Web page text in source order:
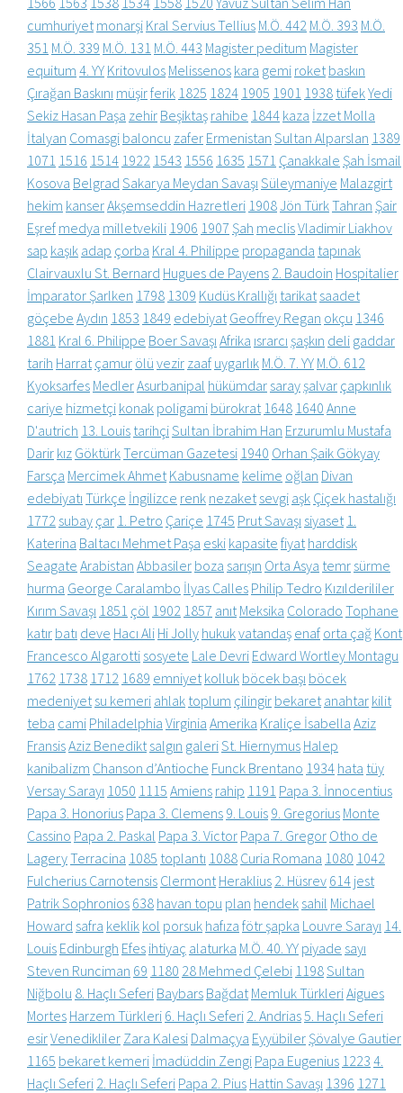
cumhuriyet monarşi Kral Servius Tellius M.Ö. 442 M.Ö. 393 M.Ö.
351 M.Ö. 339 M.Ö. 131 M.Ö. 443 Magister peditum Magister
equitum 4. YY Kritovulos Melissenos kara gemi roket baskın
Çırağan Baskını müşirferik 1825 1824 1905 1901 1938 tüfekYedi
Sekiz Hasan Paşa zehir Beşiktaş rahibe 1844 kaza İzzet Molla
İtalyan Comasgi baloncu zafer Ermenistan Sultan Alparslan 1389
1071 1516 1514 1922 1543 1556 1635 1571 Çanakkale Şah İsmail
Kosova Belgrad Sakarya Meydan Savaşı Süleymaniye Malazgirt
hekim kanserAkşemseddin Hazretleri 1908Jön TürkTahran Şair
Eşref medya milletvekili 1906 1907 Şah meclisVladimir Liakhov
sap kaşık adap çorba Kral 4. Philippe propaganda tapınak
Clairvauxlu St. Bernard Hugues de Payens 2. Baudoin Hospitalier
İmparator Şarlken 1798 1309 Kudüs Krallığı tarikat saadet
göçebe Aydın 1853 1849 edebiyat Geoffrey Regan okçu 1346
1881 Kral 6. Philippe Boer Savaşı Afrika ısrarcı şaşkın deli gaddar
tarih Harrat çamur ölü vezir zaaf uygarlık M.Ö. 7. YY M.Ö. 612
Kyoksarfes MedlerAsurbanipal hükümdar saray şalvar çapkınlık
cariye hizmetçi konak poligami bürokrat 1648 1640 Anne
D'autrich 13. Louis tarihçiSultan İbrahim Han Erzurumlu Mustafa
Darir kız GöktürkTercüman Gazetesi 1940 Orhan Şaik Gökyay
Farsça Mercimek Ahmet Kabusname kelime oğlan Divan
edebiyatı Türkçe İngilizce renk nezaket sevgi aşk Çiçek hastalığı
1772 subay çar 1. Petro Çariçe 1745 Prut Savaşı siyaset 1.
Katerina Baltacı Mehmet Paşa eski kapasite fiyat harddisk
Seagate Arabistan Abbasiler boza sarışın Orta Asya temr sürme
hurma George Caralambo İlyas Calles Philip Tedro Kızılderililer
Kırım Savaşı 1851 çöl 1902 1857 anıt Meksika Colorado Tophane
katır batı deve Hacı Ali Hi Jolly hukukvatandaş enaf orta çağ Kont
Francesco Algarotti sosyete Lale Devri Edward Wortley Montagu
1762 1738 1712 1689 emniyet kolluk böcek başı böcek
medeniyet su kemeri ahlak toplum çilingir bekaret anahtar kilit
teba cami Philadelphia Virginia Amerika Kraliçe İsabella Aziz
FransisAziz Benedikt salgın galeriSt. Hiernymus Halep
kanibalizm Chanson d’Antioche Funck Brentano 1934 hata tüy
Versay Sarayı 1050 1115 Amiens rahip 1191 Papa 3. İnnocentius
Papa 3. Honorius Papa 3. Clemens 9. Louis 9. Gregorius Monte
Cassino Papa 2. Paskal Papa 3. Victor Papa 7. Gregor Otho de
LageryTerracina 1085 toplantı 1088 Curia Romana 1080 1042
Fulcherius Carnotensis Clermont Heraklius 2. Hüsrev 614 jest
Patrik Sophronios 638 havan topu plan hendek sahil Michael
Howard safra keklik kol porsuk hafıza fötr şapka Louvre Sarayı 14.
Louis Edinburgh Efes ihtiyaç alaturka M.Ö. 40. YY piyade sayı
Steven Runciman 69 1180 28 Mehmed Çelebi 1198Sultan
Niğbolu 8. Haçlı Seferi Baybars Bağdat Memluk TürkleriAigues
Mortes Harzem Türkleri 6. Haçlı Seferi 2. Andrias5. Haçlı Seferi
esirVenedikliler Zara Kalesi Dalmaçya Eyyübiler Şövalye Gautier
1165 bekaret kemeri İmadüddin Zengi Papa Eugenius 1223 4.
Haçlı Seferi 2. Haçlı Seferi Papa 2. Pius Hattin Savaşı 1396 1271